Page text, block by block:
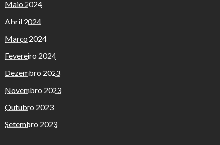
Maio 2024
Abril 2024
Março 2024
Fevereiro 2024
Dezembro 2023
Novembro 2023
Outubro 2023
Setembro 2023